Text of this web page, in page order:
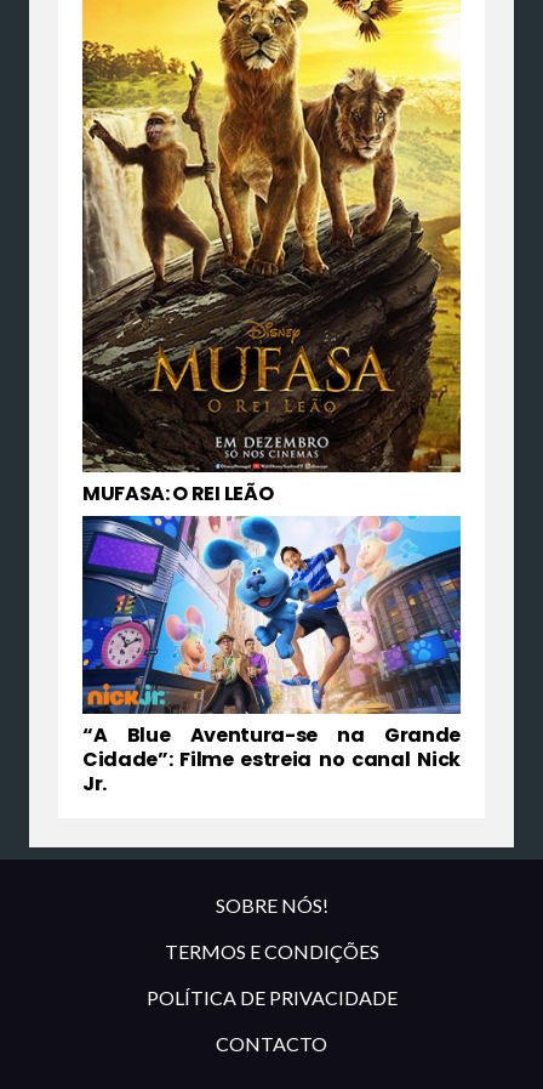
MUFASA: O REI LEÃO
“A Blue Aventura-se na Grande
Cidade”: Filme estreia no canal Nick
Jr.
SOBRE NÓS!
TERMOS E CONDIÇÕES
POLÍTICA DE PRIVACIDADE
CONTACTO